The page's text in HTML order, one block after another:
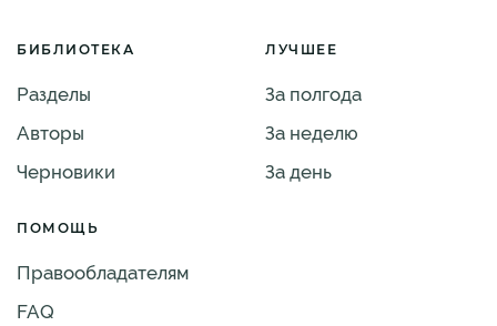
БИБЛИОТЕКА
Разделы
Авторы
Черновики
ЛУЧШЕЕ
За полгода
За неделю
За день
ПОМОЩЬ
Правообладателям
FAQ